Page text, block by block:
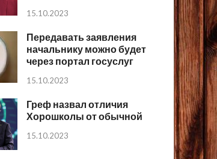
15.10.2023
Передавать заявления
начальнику можно будет
через портал госуслуг
15.10.2023
Греф назвал отличия
Хорошколы от обычной
15.10.2023